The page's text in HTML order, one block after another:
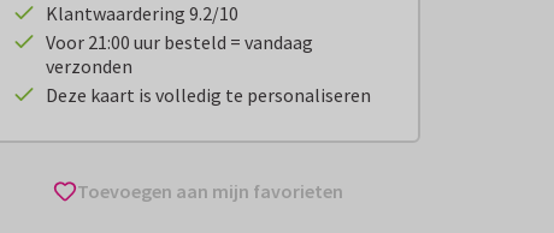
Klantwaardering 9.2/10
Voor 21:00 uur besteld = vandaag
verzonden
Deze kaart is volledig te personaliseren
Toevoegen aan mijn favorieten